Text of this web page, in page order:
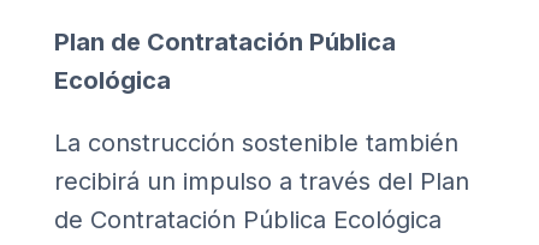
Plan de Contratación Pública
Ecológica
La construcción sostenible también
recibirá un impulso a través del Plan
de Contratación Pública Ecológica